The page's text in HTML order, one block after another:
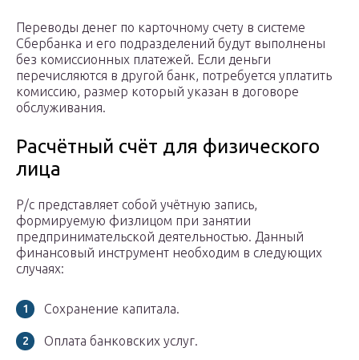
Переводы денег по карточному счету в системе
Сбербанка и его подразделений будут выполнены
без комиссионных платежей. Если деньги
перечисляются в другой банк, потребуется уплатить
комиссию, размер который указан в договоре
обслуживания.
Расчётный счёт для физического
лица
Р/с представляет собой учётную запись,
формируемую физлицом при занятии
предпринимательской деятельностью. Данный
финансовый инструмент необходим в следующих
случаях:
Сохранение капитала.
Оплата банковских услуг.